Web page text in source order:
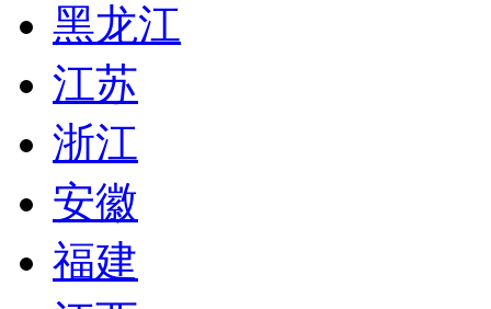
黑龙江
江苏
浙江
安徽
福建